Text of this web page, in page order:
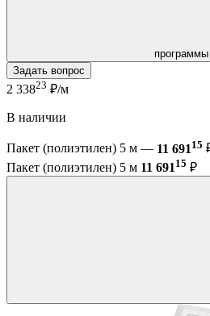
программы
Задать вопрос
2 33823 ₽/м
В наличии
Пакет (полиэтилен) 5 м — 11 691 15
Пакет (полиэтилен) 5 м 11 691 15 ₽